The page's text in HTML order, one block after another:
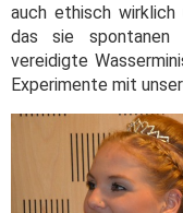
auch ethisch wirklich
das sie spontanen
vereidigte
Experimente mit